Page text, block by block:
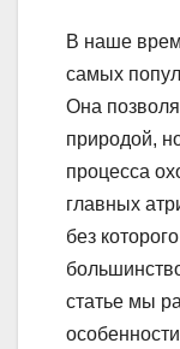
В наше
самых
Она
природой,
процесса
главных
без
статье мы